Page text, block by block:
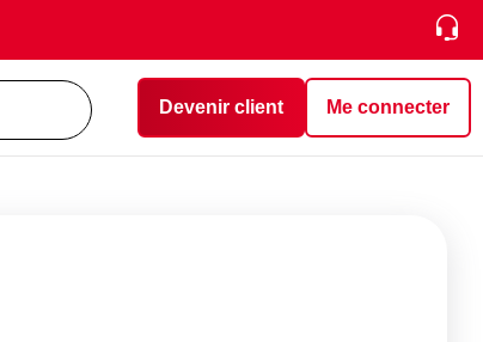
Devenir client Me connecter